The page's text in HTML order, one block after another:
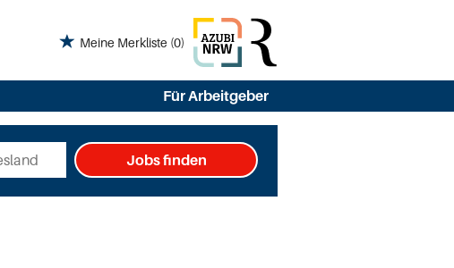
Meine Merkliste (0)
Für Arbeitgeber
Jobs finden